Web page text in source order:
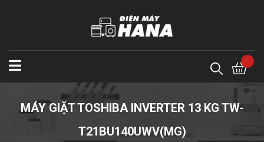
MÁY GIẶT TOSHIBA INVERTER 13 KG TW-
T21BU140UWV(MG)